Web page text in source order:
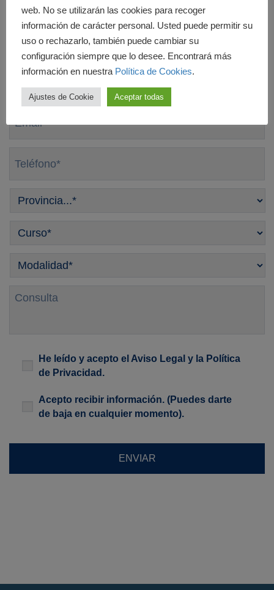
cuidado de los más
mayores
Nombre *
Apellidos *
Provincia
Curso *
Modalidad *
Consulta
*
He leído y acepto el Aviso Legal y la Política
de Privacidad .
NewsletterAcepto recibir información. (Puedes darte
de baja en cualquier momento).
web. No se utilizarán las cookies para recoger
información de carácter personal. Usted puede permitir su
uso o rechazarlo, también puede cambiar su
configuración siempre que lo desee. Encontrará más
información en nuestra Política de Cookies.
Ajustes de Cookie Aceptar todas